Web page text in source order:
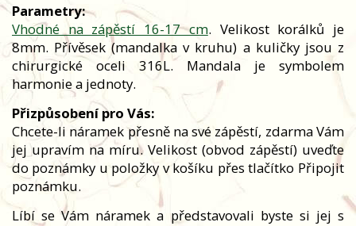
Parametry:
Vhodné na zápěstí 16-17 cm. Velikost korálků je
8mm. Přívěsek (mandalka v kruhu) a kuličky jsou z
chirurgické oceli 316L. Mandala je symbolem
harmonie a jednoty.
Přizpůsobení pro Vás:
Chcete-li náramek přesně na své zápěstí, zdarma Vám
jej upravím na míru. Velikost (obvod zápěstí) uveďte
do poznámky u položky v košíku přes tlačítko Připojit
poznámku.
Líbí se Vám náramek a představovali byste si jej s